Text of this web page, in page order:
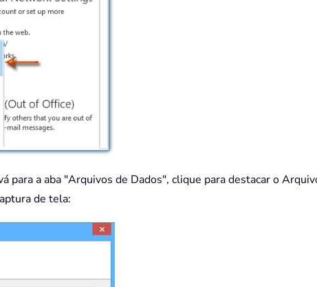
para a aba "Arquivos de Dados", clique para destacar o
de tela: